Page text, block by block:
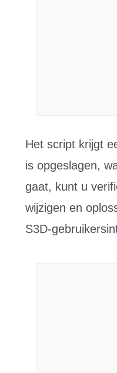
Het script krijgt
is opgeslagen,
gaat, kunt u
wijzigen en
S3D-